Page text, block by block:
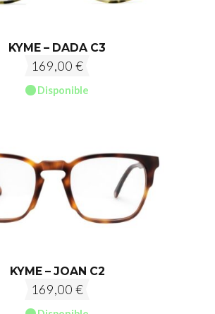
KYME – DADA C3
169,00 €
Disponible
KYME – JOAN C2
169,00 €